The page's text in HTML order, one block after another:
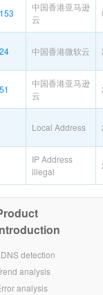
中国香港亚马逊
云
中国香港微软云
中国香港亚马逊
云
Local Address
IP Address
illegal
detection
analysis
analysis